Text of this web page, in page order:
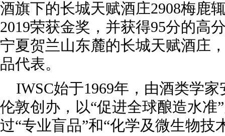
酒旗下的长城天赋酒庄2908梅鹿
2019荣获金奖，并获得95分的高
宁夏贺兰山东麓的长城天赋酒庄
品代表。
IWSC始于1969年，由酒类学家
伦敦创办，以“促进全球酿造水准
过“专业盲品”和“化学及微生物技